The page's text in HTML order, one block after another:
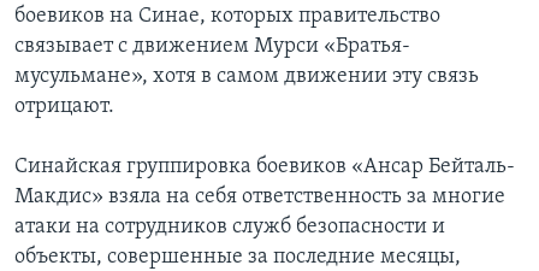
боевиков на Синае, которых правительство
связывает с движением Мурси «Братья-
мусульмане», хотя в самом движении эту связь
отрицают.
Синайская группировка боевиков «Ансар Бейталь-
Макдис» взяла на себя ответственность за многие
атаки на сотрудников служб безопасности и
объекты, совершенные за последние месяцы,